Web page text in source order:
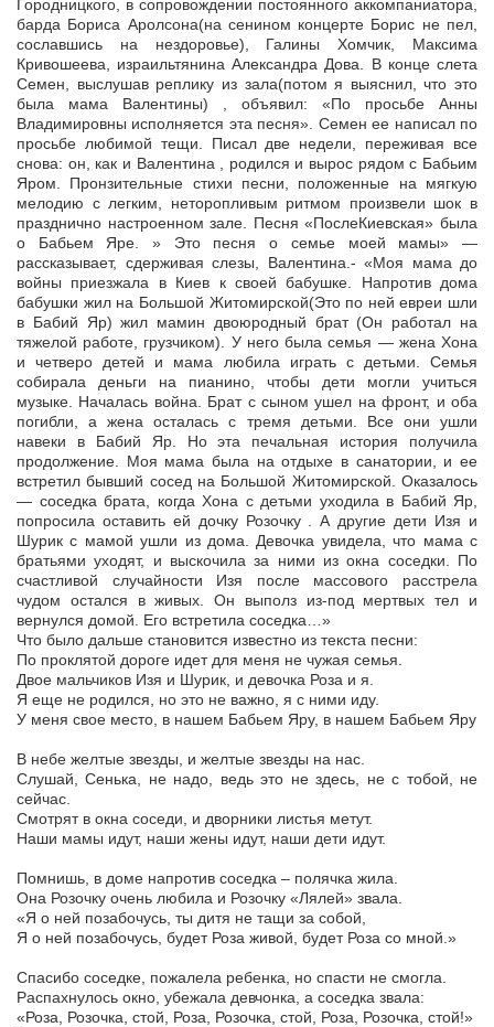
Городницкого, в сопровождении постоянного аккомпаниатора,
барда Бориса Аролсона(на сенином концерте Борис не пел,
сославшись на нездоровье), Галины Хомчик, Максима
Кривошеева, израильтянина Александра Дова. В конце слета
Семен, выслушав реплику из зала(потом я выяснил, что это
была мама Валентины) , объявил: «По просьбе Анны
Владимировны исполняется эта песня». Семен ее написал по
просьбе любимой тещи. Писал две недели, переживая все
снова: он, как и Валентина , родился и вырос рядом с Бабьим
Яром. Пронзительные стихи песни, положенные на мягкую
мелодию с легким, неторопливым ритмом произвели шок в
празднично настроенном зале. Песня «ПослеКиевская» была
о Бабьем Яре. » Это песня о семье моей мамы» —
рассказывает, сдерживая слезы, Валентина.- «Моя мама до
войны приезжала в Киев к своей бабушке. Напротив дома
бабушки жил на Большой Житомирской(Это по ней евреи шли
в Бабий Яр) жил мамин двоюродный брат (Он работал на
тяжелой работе, грузчиком). У него была семья — жена Хона
и четверо детей и мама любила играть с детьми. Семья
собирала деньги на пианино, чтобы дети могли учиться
музыке. Началась война. Брат с сыном ушел на фронт, и оба
погибли, а жена осталась с тремя детьми. Все они ушли
навеки в Бабий Яр. Но эта печальная история получила
продолжение. Моя мама была на отдыхе в санатории, и ее
встретил бывший сосед на Большой Житомирской. Оказалось
— соседка брата, когда Хона с детьми уходила в Бабий Яр,
попросила оставить ей дочку Розочку . А другие дети Изя и
Шурик с мамой ушли из дома. Девочка увидела, что мама с
братьями уходят, и выскочила за ними из окна соседки. По
счастливой случайности Изя после массового расстрела
чудом остался в живых. Он выполз из-под мертвых тел и
вернулся домой. Его встретила соседка…»
Что было дальше становится известно из текста песни:
По проклятой дороге идет для меня не чужая семья.
Двое мальчиков Изя и Шурик, и девочка Роза и я.
Я еще не родился, но это не важно, я с ними иду.
У меня свое место, в нашем Бабьем Яру, в нашем Бабьем Яру
В небе желтые звезды, и желтые звезды на нас.
Слушай, Сенька, не надо, ведь это не здесь, не с тобой, не
сейчас.
Смотрят в окна соседи, и дворники листья метут.
Наши мамы идут, наши жены идут, наши дети идут.
Помнишь, в доме напротив соседка – полячка жила.
Она Розочку очень любила и Розочку «Лялей» звала.
«Я о ней позабочусь, ты дитя не тащи за собой,
Я о ней позабочусь, будет Роза живой, будет Роза со мной.»
Спасибо соседке, пожалела ребенка, но спасти не смогла.
Распахнулось окно, убежала девчонка, а соседка звала:
«Роза, Розочка, стой, Роза, Розочка, стой, Роза, Розочка, стой!»